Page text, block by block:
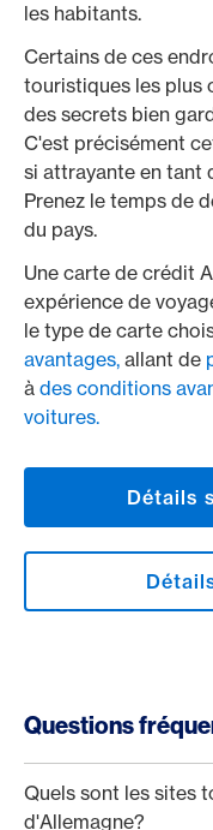
les habitants.
Certains de ces
touristiques les plus
des secrets bien
C'est précisément
si attrayante en tant
Prenez le temps de
du pays.
Une carte de crédit
expérience de
le type de carte
avantages, allant de
à des conditions
voitures.
Détails
Questions
Quels sont les sites
d'Allemagne?